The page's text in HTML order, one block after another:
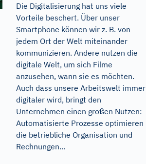
Die Digitalisierung hat uns viele
Vorteile beschert. Über unser
Smartphone können wir z. B. von
jedem Ort der Welt miteinander
kommunizieren. Andere nutzen die
digitale Welt, um sich Filme
anzusehen, wann sie es möchten.
Auch dass unsere Arbeitswelt immer
digitaler wird, bringt den
Unternehmen einen großen Nutzen:
Automatisierte Prozesse optimieren
die betriebliche Organisation und
Rechnungen...